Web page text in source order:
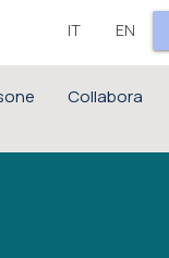
EN
IT
Collabora